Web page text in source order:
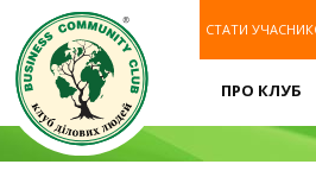
СТАТИ
ПРО КЛУБ